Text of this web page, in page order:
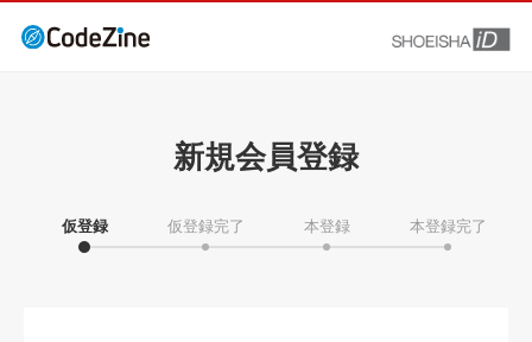
新規会員登録
仮登録 仮登録完了 本登録 本登録完了